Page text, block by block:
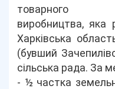
товарного
виробництва, яка
Харківська
(бувший
сільська рада. За
- ½ частка